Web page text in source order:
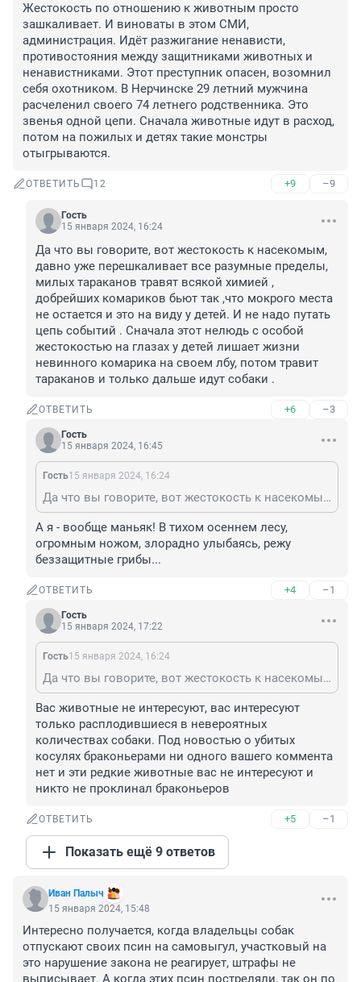
Жестокость по отношению к животным просто
зашкаливает. И виноваты в этом СМИ,
администрация. Идёт разжигание ненависти,
противостояния между защитниками животных и
ненавистниками. Этот преступник опасен, возомнил
себя охотником. В Нерчинске 29 летний мужчина
расчеленил своего 74 летнего родственника. Это
звенья одной цепи. Сначала животные идут в расход,
потом на пожилых и детях такие монстры
отыгрываются.
ОТВЕТИТЬ 12 +9 –9
Гость
15 января 2024, 16:24
Да что вы говорите, вот жестокость к насекомым,
давно уже перешкаливает все разумные пределы,
милых тараканов травят всякой химией ,
добрейших комариков бьют так ,что мокрого места
не остается и это на виду у детей. И не надо путать
цепь событий . Сначала этот нелюдь с особой
жестокостью на глазах у детей лишает жизни
невинного комарика на своем лбу, потом травит
тараканов и только дальше идут собаки .
ОТВЕТИТЬ +6 –3
Гость
15 января 2024, 16:45
Гость15 января 2024, 16:24
Да что вы говорите, вот жестокость к насекомым, давно уже перешкаливает все разумные пределы, милых тараканов травят всякой химией , добрейших комариков бьют так ,что мокрого места не остается и это на виду у детей. И не надо путать цепь событий . Сначала этот нелюдь с особой жестокостью на глазах у детей лишает жизни невинного комарика на своем лбу, потом травит тараканов и только дальше идут собаки .
А я - вообще маньяк! В тихом осеннем лесу,
огромным ножом, злорадно улыбаясь, режу
беззащитные грибы...
ОТВЕТИТЬ +4 –1
Гость
15 января 2024, 17:22
Гость15 января 2024, 16:24
Да что вы говорите, вот жестокость к насекомым, давно уже перешкаливает все разумные пределы, милых тараканов травят всякой химией , добрейших комариков бьют так ,что мокрого места не остается и это на виду у детей. И не надо путать цепь событий . Сначала этот нелюдь с особой жестокостью на глазах у детей лишает жизни невинного комарика на своем лбу, потом травит тараканов и только дальше идут собаки .
Вас животные не интересуют, вас интересуют
только расплодившиеся в невероятных
количествах собаки. Под новостью о убитых
косулях браконьерами ни одного вашего коммента
нет и эти редкие животные вас не интересуют и
никто не проклинал браконьеров
ОТВЕТИТЬ +5 –1
Показать ещё 9 ответов
Иван Палыч
15 января 2024, 15:48
Интересно получается, когда владельцы собак
отпускают своих псин на самовыгул, участковый на
это нарушение закона не реагирует, штрафы не
выписывает. А когда этих псин постреляли, так он по